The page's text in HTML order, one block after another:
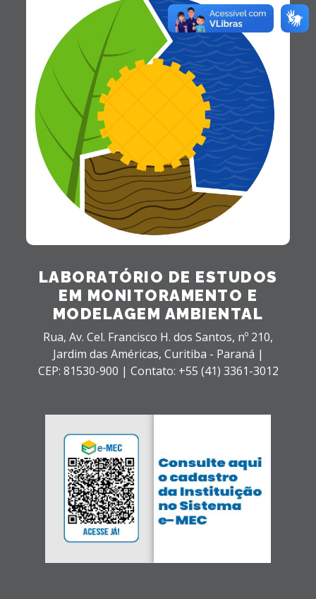
LABORATÓRIO DE ESTUDOS
EM MONITORAMENTO E
MODELAGEM AMBIENTAL
Rua, Av. Cel. Francisco H. dos Santos, nº 210,
Jardim das Américas, Curitiba - Paraná |
CEP: 81530-900 | Contato: +55 (41) 3361-3012